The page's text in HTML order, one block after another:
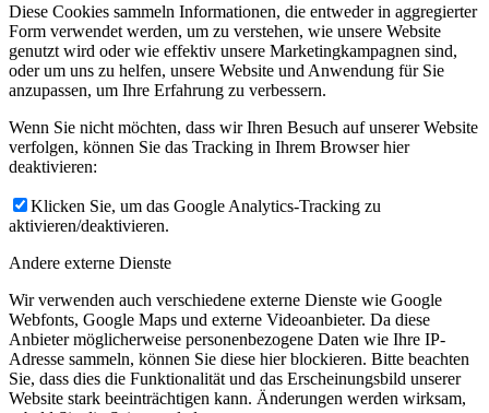
Diese Cookies sammeln Informationen, die entweder in aggregierter
Form verwendet werden, um zu verstehen, wie unsere Website
genutzt wird oder wie effektiv unsere Marketingkampagnen sind,
oder um uns zu helfen, unsere Website und Anwendung für Sie
anzupassen, um Ihre Erfahrung zu verbessern.
Wenn Sie nicht möchten, dass wir Ihren Besuch auf unserer Website
verfolgen, können Sie das Tracking in Ihrem Browser hier
deaktivieren:
Klicken Sie, um das Google Analytics-Tracking zu
aktivieren/deaktivieren.
Andere externe Dienste
Wir verwenden auch verschiedene externe Dienste wie Google
Webfonts, Google Maps und externe Videoanbieter. Da diese
Anbieter möglicherweise personenbezogene Daten wie Ihre IP-
Adresse sammeln, können Sie diese hier blockieren. Bitte beachten
Sie, dass dies die Funktionalität und das Erscheinungsbild unserer
Website stark beeinträchtigen kann. Änderungen werden wirksam,